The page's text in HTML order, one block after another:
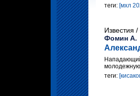
теги: [мхл
Известия
Фомин А.
теги: